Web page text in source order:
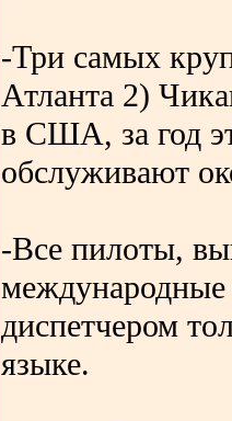
-Три самых
Атланта 2)
в США, за год
обслуживают
-Все пилоты,
международные
диспетчером
языке.